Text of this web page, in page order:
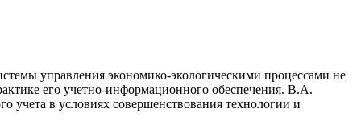
управления экономико-экологическими процессами не
его учетно-информационного обеспечения. В.А.
учета в условиях совершенствования технологии и